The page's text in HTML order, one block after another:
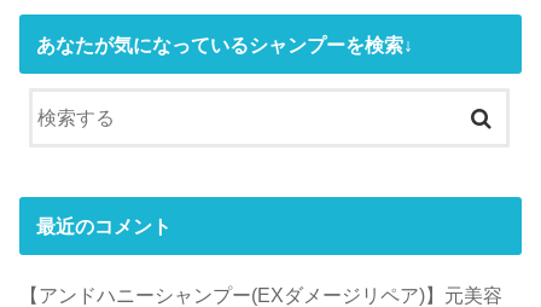
あなたが気になっているシャンプーを検索↓
最近のコメント
【アンドハニーシャンプー(EXダメージリペア)】元美容